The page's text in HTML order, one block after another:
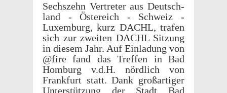
Sech­szehn Vertreter aus Deutsch­
land - Östere­ich - Schweiz -
Luxem­burg, kurz DACHL, trafen
sich zur zweiten DACHL Sitzung
in diesem Jahr. Auf Einladung von
@fire fand das Tref­fen in Bad
Homburg v.d.H. nördlich von
Frank­furt statt. Dank großar­tiger
Unter­stützung der Stadt Bad